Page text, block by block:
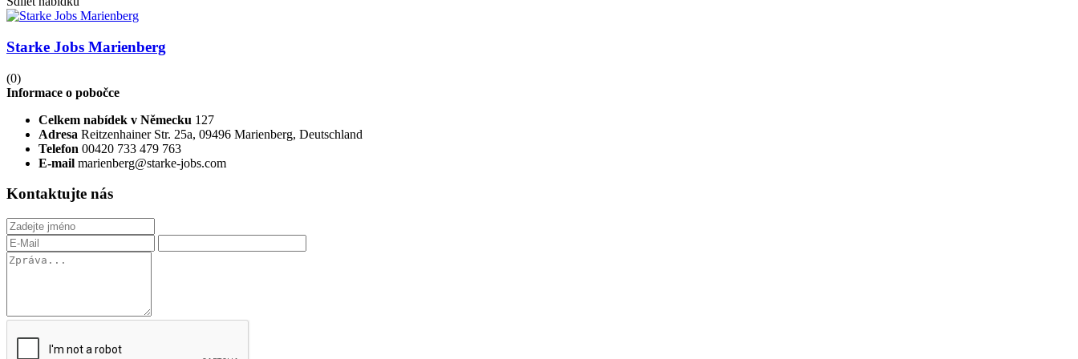
Starke Jobs Marienberg
(0)
Informace o pobočce
Celkem nabídek v Německu 127
Adresa Reitzenhainer Str. 25a, 09496 Marienberg, Deutschland
Telefon 00420 733 479 763
E-mail marienberg@starke-jobs.com
Kontaktujte nás